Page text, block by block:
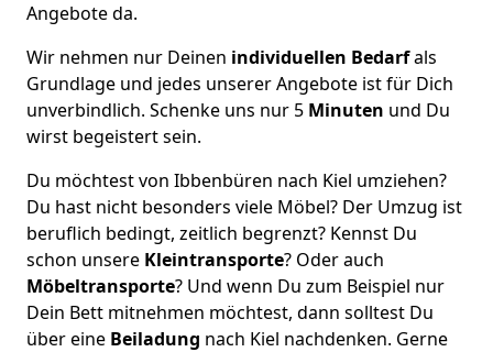
Angebote da.
Wir nehmen nur Deinen individuellen Bedarfals
Grundlage und jedes unserer Angebote ist für Dich
unverbindlich. Schenke uns nur 5 Minuten und Du
wirst begeistert sein.
Du möchtest von Ibbenbüren nach Kiel umziehen?
Du hast nicht besonders viele Möbel? Der Umzug ist
beruflich bedingt, zeitlich begrenzt? Kennst Du
schon unsere Kleintransporte? Oder auch
Möbeltransporte? Und wenn Du zum Beispiel nur
Dein Bett mitnehmen möchtest, dann solltest Du
über eine Beiladung nach Kiel nachdenken. Gerne